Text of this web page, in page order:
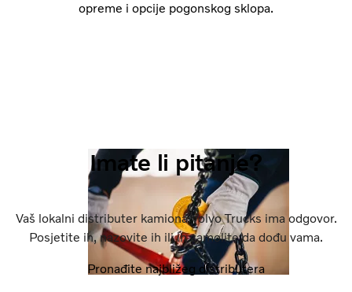
opreme i opcije pogonskog sklopa.
Imate li pitanje?
Vaš lokalni distributer kamiona Volvo Trucks ima odgovor.
Posjetite ih, nazovite ih ili ih zamolite da dođu vama.
Pronađite najbližeg distributera